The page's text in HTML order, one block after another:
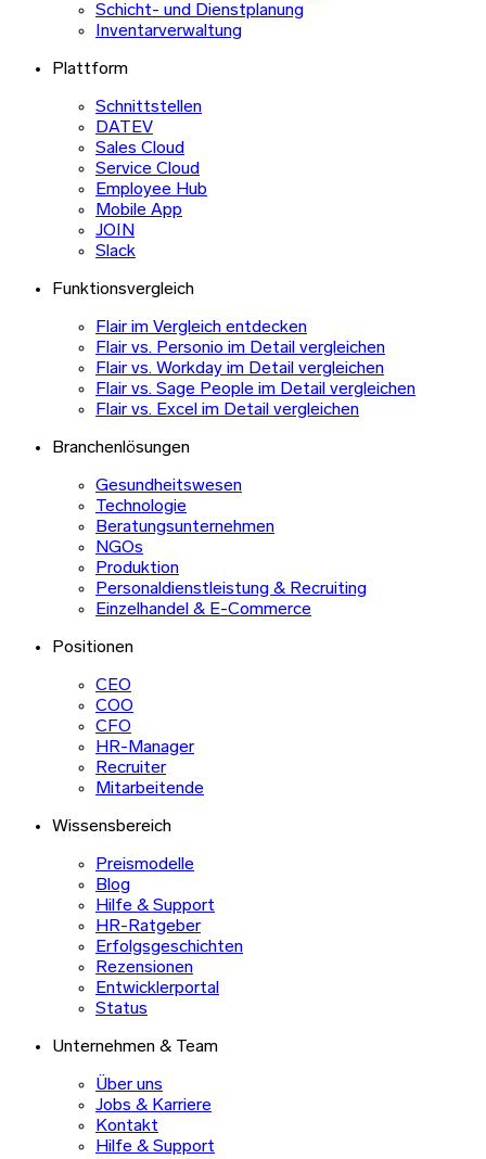
Schicht- und Dienstplanung
Inventarverwaltung
Plattform
Schnittstellen
DATEV
Sales Cloud
Service Cloud
Employee Hub
Mobile App
JOIN
Slack
Funktionsvergleich
Flair im Vergleich entdecken
Flair vs. Personio im Detail vergleichen
Flair vs. Workday im Detail vergleichen
Flair vs. Sage People im Detail vergleichen
Flair vs. Excel im Detail vergleichen
Branchenlösungen
Gesundheitswesen
Technologie
Beratungsunternehmen
NGOs
Produktion
Personaldienstleistung & Recruiting
Einzelhandel & E-Commerce
Positionen
CEO
COO
CFO
HR-Manager
Recruiter
Mitarbeitende
Wissensbereich
Preismodelle
Blog
Hilfe & Support
HR-Ratgeber
Erfolgsgeschichten
Rezensionen
Entwicklerportal
Status
Unternehmen & Team
Über uns
Jobs & Karriere
Kontakt
Hilfe & Support